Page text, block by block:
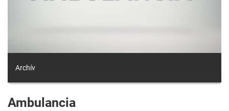
Archív
Ambulancia